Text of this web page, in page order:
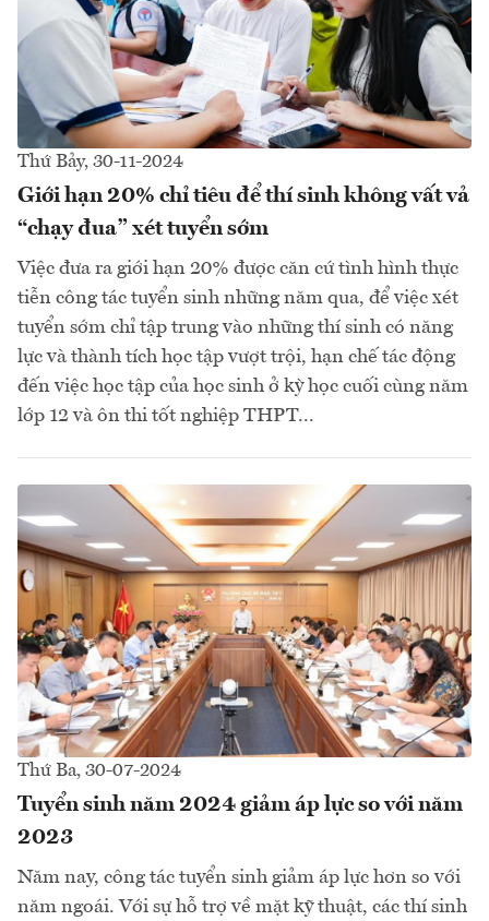
Thứ Bảy, 30-11-2024
Giới hạn 20% chỉ tiêu để thí sinh không vất vả
“chạy đua” xét tuyển sớm
Việc đưa ra giới hạn 20% được căn cứ tình hình thực
tiễn công tác tuyển sinh những năm qua, để việc xét
tuyển sớm chỉ tập trung vào những thí sinh có năng
lực và thành tích học tập vượt trội, hạn chế tác động
đến việc học tập của học sinh ở kỳ học cuối cùng năm
lớp 12 và ôn thi tốt nghiệp THPT...
Thứ Ba, 30-07-2024
Tuyển sinh năm 2024 giảm áp lực so với năm
2023
Năm nay, công tác tuyển sinh giảm áp lực hơn so với
năm ngoái. Với sự hỗ trợ về mặt kỹ thuật, các thí sinh